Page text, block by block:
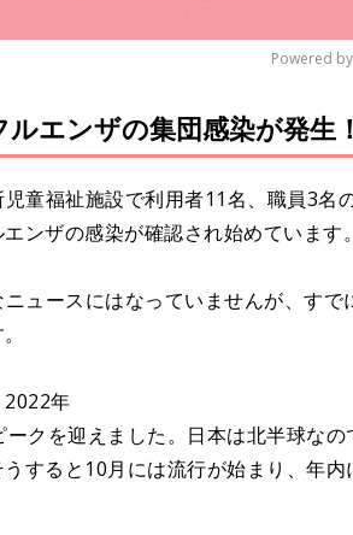
M
t
Powered by
エンザの集団感染が発生！
童福祉施設で利用者11名、職員3名
ンザの感染が確認され始めています。
ュースにはなっていませんが、す
年
クを迎えました。日本は北半球な
すると10月には流行が始まり、年